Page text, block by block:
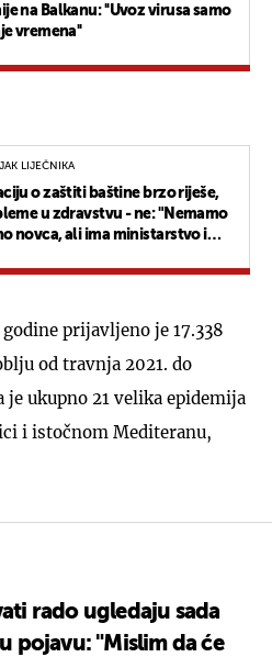
na Balkanu: ''Uvoz virusa samo
vremena''
LIJEČNIKA
o zaštiti baštine brzo riješe,
u zdravstvu - ne: "Nemamo
novca, ali ima ministarstvo i
prijavljeno je 17.338
od travnja 2021. do
ukupno 21 velika epidemija
i istočnom Mediteranu,
rado ugledaju sada
pojavu: "Mislim da će